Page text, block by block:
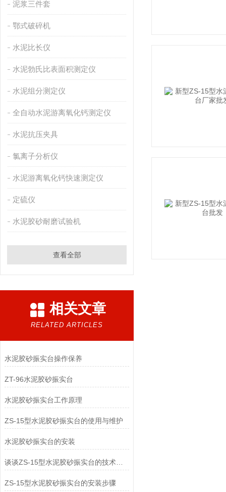
泥浆三件套
鄂式破碎机
水泥比长仪
水泥勃氏比表面积测定仪
水泥组分测定仪
全自动水泥游离氧化钙测定仪
水泥抗压夹具
氯离子分析仪
水泥游离氧化钙快速测定仪
定硫仪
水泥胶砂耐磨试验机
查看全部
相关文章
RELATED ARTICLES
水泥胶砂振实台操作保养
ZT-96水泥胶砂振实台
水泥胶砂振实台工作原理
ZS-15型水泥胶砂振实台的使用与维护
水泥胶砂振实台的安装
谈谈ZS-15型水泥胶砂振实台的技术参数和工作原理
ZS-15型水泥胶砂振实台的安装步骤